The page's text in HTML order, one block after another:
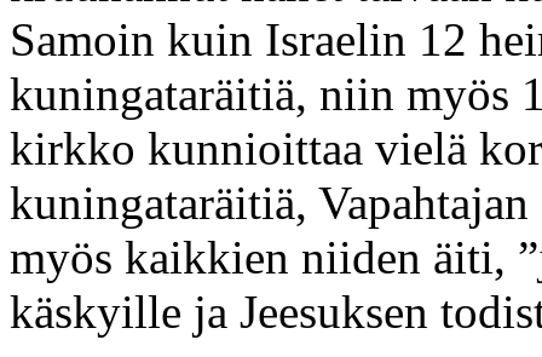
Samoin kuin Israelin 12
kuningataräitiä, niin myös
kirkko kunnioittaa vielä
kuningataräitiä,
myös kaikkien niiden äiti,
käskyille ja Jeesuksen